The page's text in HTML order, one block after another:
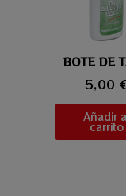
Vista
5,00
Añadir
carrito